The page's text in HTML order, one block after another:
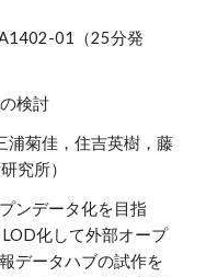
01（25分発
検討
浦菊佳，住吉英樹，藤
究所）
ンデータ化を目指
化して外部オープ
データハブの試作を